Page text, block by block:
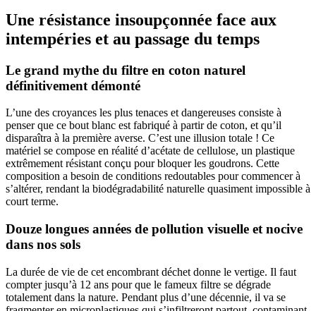
Une résistance insoupçonnée face aux
intempéries et au passage du temps
Le grand mythe du filtre en coton naturel
définitivement démonté
L’une des croyances les plus tenaces et dangereuses consiste à
penser que ce bout blanc est fabriqué à partir de coton, et qu’il
disparaîtra à la première averse. C’est une illusion totale ! Ce
matériel se compose en réalité d’acétate de cellulose, un plastique
extrêmement résistant conçu pour bloquer les goudrons. Cette
composition a besoin de conditions redoutables pour commencer à
s’altérer, rendant la biodégradabilité naturelle quasiment impossible à
court terme.
Douze longues années de pollution visuelle et nocive
dans nos sols
La durée de vie de cet encombrant déchet donne le vertige. Il faut
compter jusqu’à 12 ans pour que le fameux filtre se dégrade
totalement dans la nature. Pendant plus d’une décennie, il va se